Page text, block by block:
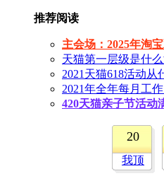
推荐阅读
主会场：2025年淘
天猫第一层级是什么
2021天猫618活动从
2021年全年每月工
420天猫亲子节活动
20
我顶